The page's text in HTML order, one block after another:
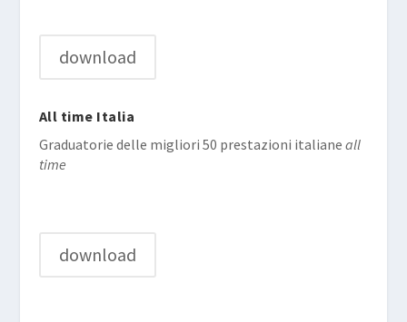
download
All time Italia
Graduatorie delle migliori 50 prestazioni italiane all
time
download